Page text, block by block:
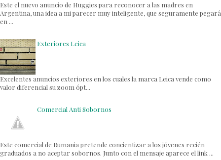
Este el nuevo anuncio de Huggies para reconocer a las madres en
Argentina, una idea a mi parecer muy inteligente, que seguramente pegará
en ...
Exteriores Leica
Excelentes anuncios exteriores en los cuales la marca Leica vende como
valor diferencial su zoom ópt...
Comercial Anti Sobornos
Este comercial de Rumania pretende concientizar a los jóvenes recién
graduados a no aceptar sobornos. Junto con el mensaje aparece el link ...